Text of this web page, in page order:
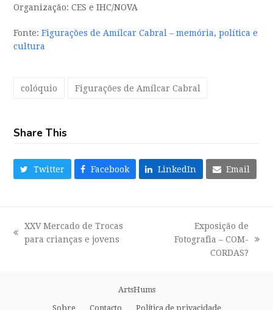
Organização: CES e IHC/NOVA
Fonte:Figurações de Amílcar Cabral – memória, política e
cultura
colóquio Figurações de Amílcar Cabral
Share This
Twitter Facebook LinkedIn Email
previous
XXV Mercado de Trocas
para crianças e jovens
Exposição de
Fotografia – COM-
CORDAS?
ArtsHums
Sobre
Contacto Política de privacidade